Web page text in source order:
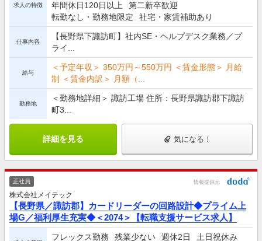
求人の特徴
年間休日120日以上
第二新卒歓迎
転勤なし・勤務地限定
社宅・家賃補助あり
仕事内容
【長野県下諏訪町】社内SE・ヘルプデスク業務／プ
ライ...
給与
＜予定年収＞ 350万円～550万円 ＜賃金形態＞ 月給
制 ＜賃金内訳＞ 月額（...
勤務地
＜勤務地詳細＞ 諏訪工場 住所：長野県諏訪郡下諏訪
町3...
詳細を見る 気になる！
正社員 情報提供元
株式会社メイテック
【長野県／諏訪郡】カードリーダーの回路設計◆プライム上
場G／福利厚生充実◆＜2074＞【転職支援サービス求人】
フレックス勤務 残業少ない 週休2日
土日祝休み